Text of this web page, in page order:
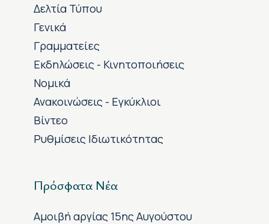
Δελτία Τύπου
Γενικά
Γραμματείες
Εκδηλώσεις - Κινητοποιήσεις
Νομικά
Ανακοινώσεις - Εγκύκλιοι
Βίντεο
Ρυθμίσεις Ιδιωτικότητας
Πρόσφατα Νέα
Αμοιβή αργίας 15ης Αυγούστου